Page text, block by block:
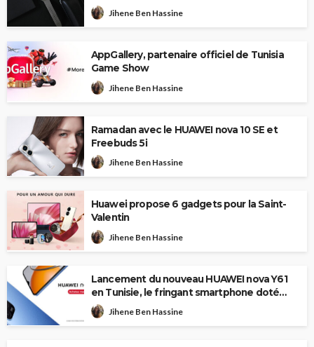
Jihene Ben Hassine
AppGallery, partenaire officiel de Tunisia
Game Show
Jihene Ben Hassine
Ramadan avec le HUAWEI nova 10 SE et
Freebuds 5i
Jihene Ben Hassine
Huawei propose 6 gadgets pour la Saint-
Valentin
Jihene Ben Hassine
Lancement du nouveau HUAWEI nova Y61
en Tunisie, le fringant smartphone doté
d’une triple caméra AI 50MP
Jihene Ben Hassine